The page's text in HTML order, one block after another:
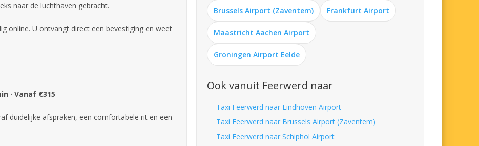
naar de luchthaven gebracht.
online. U ontvangt direct een bevestiging en weet
· Vanaf €315
duidelijke afspraken, een comfortabele rit en een
Brussels Airport (Zaventem) Frankfurt Airport
Maastricht Aachen Airport
Groningen Airport Eelde
Ook vanuit Feerwerd naar
Taxi Feerwerd naar Eindhoven Airport
Taxi Feerwerd naar Brussels Airport (Zaventem)
Taxi Feerwerd naar Schiphol Airport